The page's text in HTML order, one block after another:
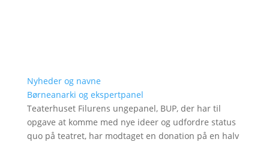
Nyheder og navne
Børneanarki og ekspertpanel
Teaterhuset Filurens ungepanel, BUP, der har til
opgave at komme med nye ideer og udfordre status
quo på teatret, har modtaget en donation på en halv